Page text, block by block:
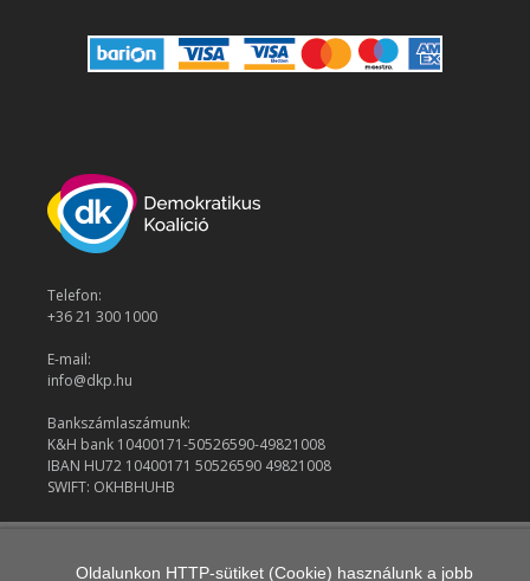
Telefon:
+36 21 300 1000
E-mail:
info@dkp.hu
Bankszámlaszámunk:
K&H bank 10400171-50526590-49821008
IBAN HU72 10400171 50526590 49821008
SWIFT: OKHBHUHB
Oldalunkon HTTP-sütiket (Cookie) használunk a jobb